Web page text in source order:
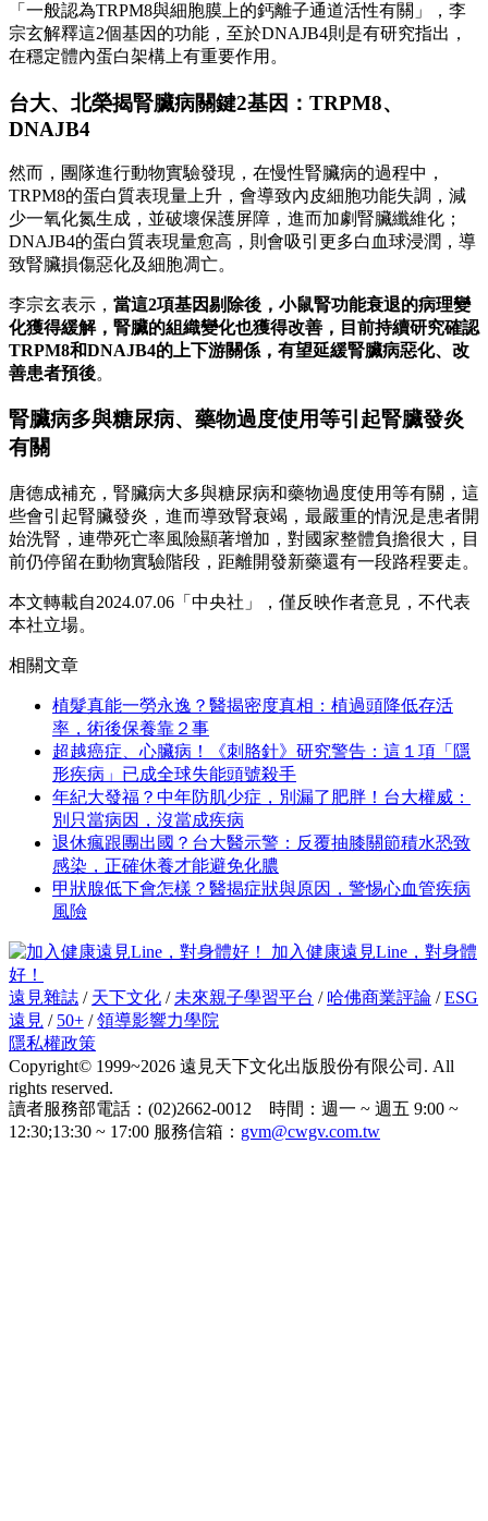
「一般認為TRPM8與細胞膜上的鈣離子通道活性有關」，李
宗玄解釋這2個基因的功能，至於DNAJB4則是有研究指出，
在穩定體內蛋白架構上有重要作用。
台大、北榮揭腎臟病關鍵2基因：TRPM8、
DNAJB4
然而，團隊進行動物實驗發現，在慢性腎臟病的過程中，
TRPM8的蛋白質表現量上升，會導致內皮細胞功能失調，減
少一氧化氮生成，並破壞保護屏障，進而加劇腎臟纖維化；
DNAJB4的蛋白質表現量愈高，則會吸引更多白血球浸潤，導
致腎臟損傷惡化及細胞凋亡。
李宗玄表示， 當這2項基因剔除後，小鼠腎功能衰退的病理變
化獲得緩解，腎臟的組織變化也獲得改善，目前持續研究確認
TRPM8和DNAJB4的上下游關係，有望延緩腎臟病惡化、改
善患者預後。
腎臟病多與糖尿病、藥物過度使用等引起腎臟發炎
有關
唐德成補充，腎臟病大多與糖尿病和藥物過度使用等有關，這
些會引起腎臟發炎，進而導致腎衰竭，最嚴重的情況是患者開
始洗腎，連帶死亡率風險顯著增加，對國家整體負擔很大，目
前仍停留在動物實驗階段，距離開發新藥還有一段路程要走。
本文轉載自2024.07.06「中央社」，僅反映作者意見，不代表
本社立場。
相關文章
植髮真能一勞永逸？醫揭密度真相：植過頭降低存活
率，術後保養靠２事
超越癌症、心臟病！《刺胳針》研究警告：這１項「隱
形疾病」已成全球失能頭號殺手
年紀大發福？中年防肌少症，別漏了肥胖！台大權威：
別只當病因，沒當成疾病
退休瘋跟團出國？台大醫示警：反覆抽膝關節積水恐致
感染，正確休養才能避免化膿
甲狀腺低下會怎樣？醫揭症狀與原因，警惕心血管疾病
風險
加入健康遠見Line，對身體
好！
遠見雜誌 / 天下文化 / 未來親子學習平台 / 哈佛商業評論 /ESG
遠見 / 50+ /領導影響力學院
隱私權政策
Copyright© 1999~2026 遠見天下文化出版股份有限公司. All
rights reserved.
讀者服務部電話：(02)2662-0012 時間：週一 ~ 週五 9:00 ~
12:30;13:30 ~ 17:00 服務信箱： gvm@cwgv.com.tw